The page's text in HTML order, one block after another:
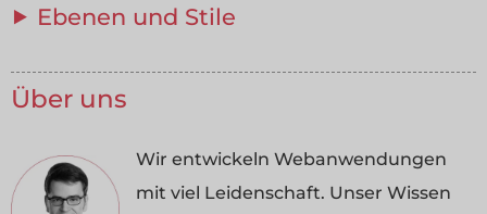
⯈ Ebenen und Stile
Über uns
Wir entwickeln Webanwendungen
mit viel Leidenschaft. Unser Wissen